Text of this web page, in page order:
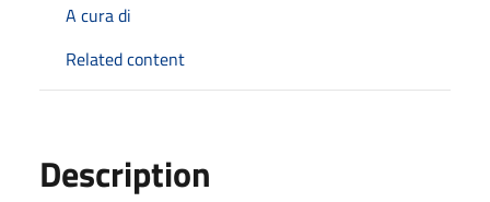
A cura di
Related content
Description